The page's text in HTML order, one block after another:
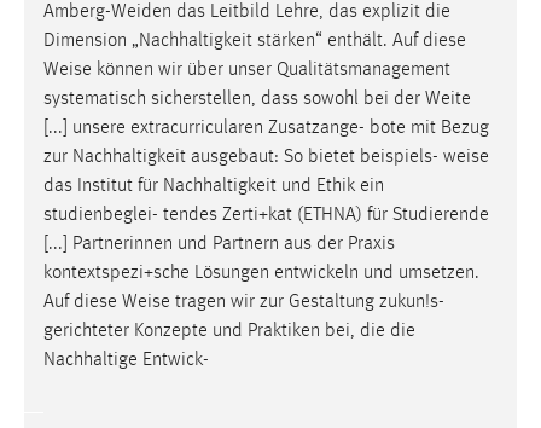
Amberg-Weiden das Leitbild Lehre, das explizit die
Dimension „Nachhaltigkeit stärken“ enthält. Auf diese
Weise können wir über unser Qualitätsmanagement
systematisch sicherstellen, dass sowohl bei der Weite
[...] unsere extracurricularen Zusatzange- bote mit Bezug
zur Nachhaltigkeit ausgebaut: So bietet beispiels- weise
das Institut für Nachhaltigkeit und Ethik ein
studienbeglei- tendes Zerti+kat (ETHNA) für Studierende
[...] Partnerinnen und Partnern aus der Praxis
kontextspezi+sche Lösungen entwickeln und umsetzen.
Auf diese Weise tragen wir zur Gestaltung zukun!s-
gerichteter Konzepte und Praktiken bei, die die
Nachhaltige Entwick-
MibewSessionID, mibew-chat-frame-style-
5e9dbeb1811c0446 = Sitzungslaufzeit, mibew_locale = 3
Login
Name:
Zweck:
Dieser Cookie ist notwendig um sich an der Website
einloggen zu können.
Cookie Laufzeit:
24 Stunden